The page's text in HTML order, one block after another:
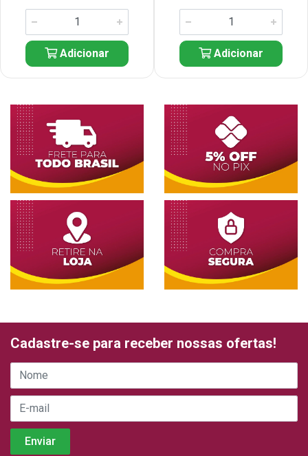
Adicionar Adicionar
Cadastre-se para receber nossas ofertas!